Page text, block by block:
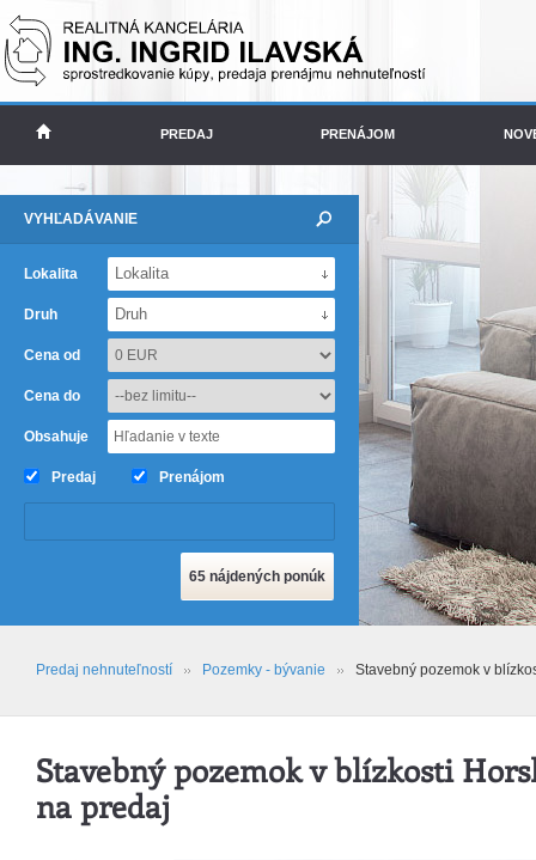
Predaj nehnuteľností Pozemky - bývanie Stavebný pozemok v
Stavebný pozemok v blízkosti
na predaj
PREDAJ PRENÁJOM
VYHĽADÁVANIE
Lokalita Lokalita
Druh Druh
Cena od
Cena do
Obsahuje
Predaj Prenájom